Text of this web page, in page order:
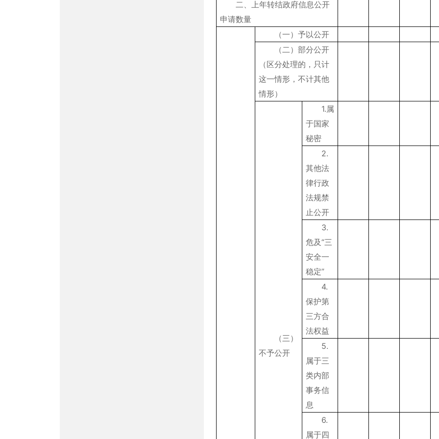
二、上年转结政府信息公开
申请数量
（一）予以公开
（二）部分公开
（区分处理的，只计
这一情形，不计其他
情形）
（三）
不予公开
1.属
于国家
秘密
2.
其他法
律行政
法规禁
止公开
3.
危及“三
安全一
稳定”
4.
保护第
三方合
法权益
5.
属于三
类内部
事务信
息
6.
属于四